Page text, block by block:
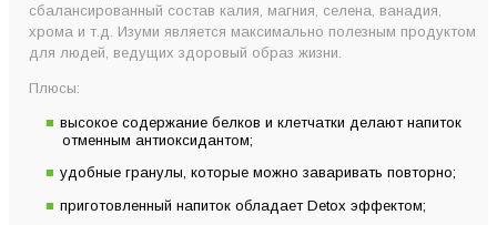
сбалансированный состав калия, магния, селена, ванадия,
хрома и т.д. Изуми является максимально полезным продуктом
для людей, ведущих здоровый образ жизни.
Плюсы:
высокое содержание белков и клетчатки делают напиток
отменным антиоксидантом;
удобные гранулы, которые можно заваривать повторно;
приготовленный напиток обладает Detox эффектом;